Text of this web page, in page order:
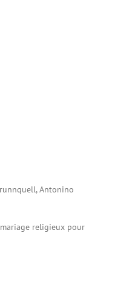
Antonino
religieux pour